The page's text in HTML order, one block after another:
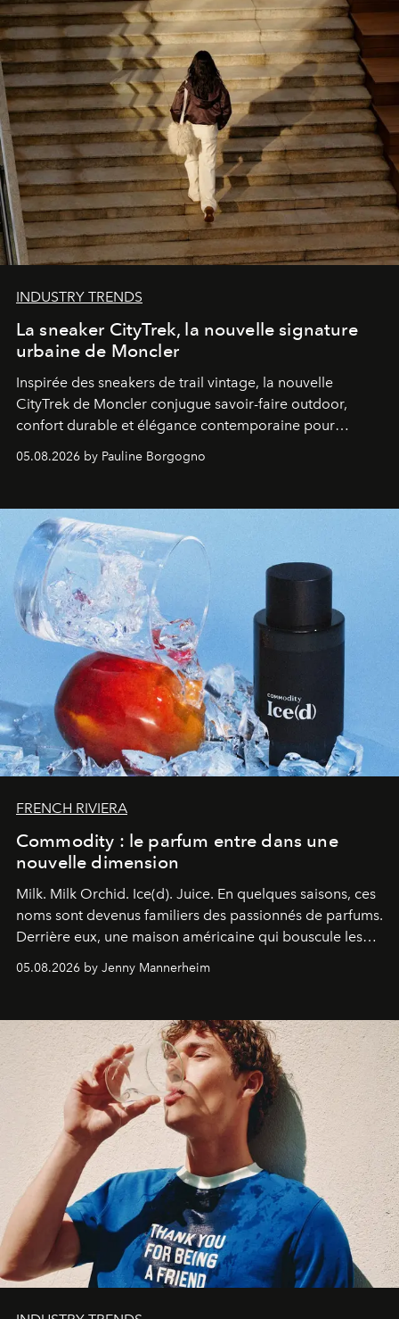
INDUSTRY TRENDS
La sneaker CityTrek, la nouvelle signature
urbaine de Moncler
Inspirée des sneakers de trail vintage, la nouvelle
CityTrek de Moncler conjugue savoir-faire outdoor,
confort durable et élégance contemporaine pour
accompagner les explorations du quotidien.
05.08.2026 by Pauline Borgogno
FRENCH RIVIERA
Commodity : le parfum entre dans une
nouvelle dimension
Milk. Milk Orchid. Ice(d). Juice. En quelques saisons, ces
noms sont devenus familiers des passionnés de parfums.
Derrière eux, une maison américaine qui bouscule les
codes de la parfumerie contemporaine en proposant
une approche aussi intuitive que personnelle :
05.08.2026 by Jenny Mannerheim